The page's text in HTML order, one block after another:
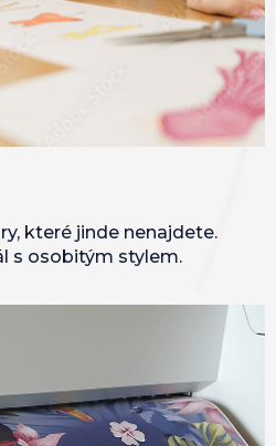
které jinde nenajdete.
s osobitým stylem.